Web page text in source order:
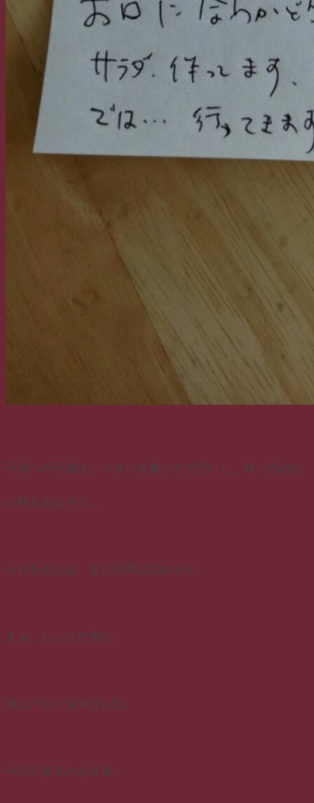
子供への手紙は、バタバタ書くので汚いし、時々読めな
い時もあるそう…
それを思えば、まだ今回は読めるか
まぁ、しょうが無い。
朝はバタバタやけんね。
今日の息子のお弁当。